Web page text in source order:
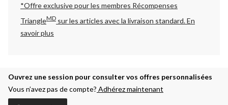
*Offre exclusive pour les membres Récompenses
TriangleMD sur les articles avec la livraison standard.En
savoir plus
Ouvrez une session pour consulter vos offres personnalisées
Vous n’avez pas de compte? Adhérez maintenant